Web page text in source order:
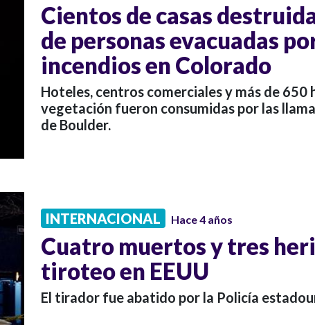
Cientos de casas
de personas evacuadas
incendios en Colorado
Hoteles, centros comerciales y más de 650
vegetación fueron consumidas por las
de Boulder.
INTERNACIONAL Hace 4 años
Cuatro muertos y tres
tiroteo en EEUU
El tirador fue abatido por la Policía